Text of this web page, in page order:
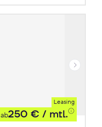
Leasing
ab250 € / mtl.